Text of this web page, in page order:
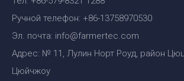
Ручной телефон: +86-13758970530
Эл. почта: info@farmertec.com
Адрес: № 11, Лулин Норт Роуд, район
Цюйчжоу